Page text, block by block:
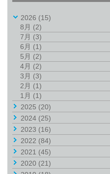
2026 (15)
8月 (2)
7月 (3)
6月 (1)
5月 (2)
4月 (2)
3月 (3)
2月 (1)
1月 (1)
2025 (20)
2024 (25)
2023 (16)
2022 (84)
2021 (45)
2020 (21)